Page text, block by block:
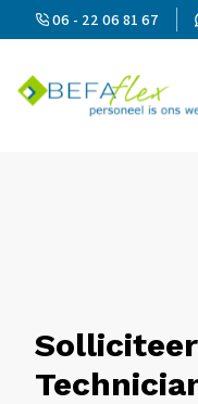
06 - 22 06 81 67